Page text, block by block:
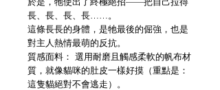
長、長、長、長……。
這條長長的身體，是牠最後的倔強，也是
對主人熱情最萌的反抗。
質感面料： 選用耐磨且觸感柔軟的帆布材
質，就像貓咪的肚皮一樣好摸（重點是：
這隻貓絕對不會逃走）。